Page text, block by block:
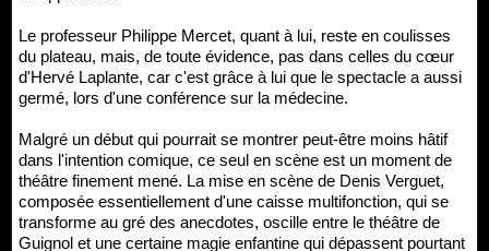
Le professeur Philippe Mercet, quant à lui, reste en coulisses
du plateau, mais, de toute évidence, pas dans celles du cœur
d'Hervé Laplante, car c'est grâce à lui que le spectacle a aussi
germé, lors d'une conférence sur la médecine.
Malgré un début qui pourrait se montrer peut-être moins hâtif
dans l'intention comique, ce seul en scène est un moment de
théâtre finement mené. La mise en scène de Denis Verguet,
composée essentiellement d'une caisse multifonction, qui se
transforme au gré des anecdotes, oscille entre le théâtre de
Guignol et une certaine magie enfantine qui dépassent pourtant